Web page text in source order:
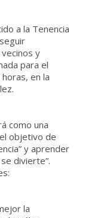
a la Tenencia
y
para el
en la
como una
objetivo de
y aprender
divierte”.
la